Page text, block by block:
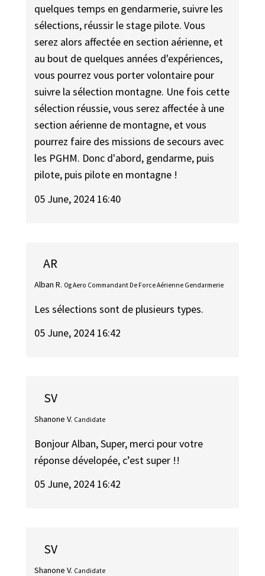
quelques temps en gendarmerie, suivre les
sélections, réussir le stage pilote. Vous
serez alors affectée en section aérienne, et
au bout de quelques années d'expériences,
vous pourrez vous porter volontaire pour
suivre la sélection montagne. Une fois cette
sélection réussie, vous serez affectée à une
section aérienne de montagne, et vous
pourrez faire des missions de secours avec
les PGHM. Donc d'abord, gendarme, puis
pilote, puis pilote en montagne !
05 June, 2024 16:40
AR
Alban R. Og Aero Commandant De Force Aérienne Gendarmerie
Les sélections sont de plusieurs types.
05 June, 2024 16:42
SV
Shanone V. Candidate
Bonjour Alban, Super, merci pour votre
réponse dévelopée, c’est super !!
05 June, 2024 16:42
SV
Shanone V. Candidate